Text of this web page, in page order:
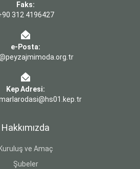
Faks:
312 4196427
e-Posta:
Kep Adresi:
Hakkımızda
Kuruluş ve Amaç
Şubeler